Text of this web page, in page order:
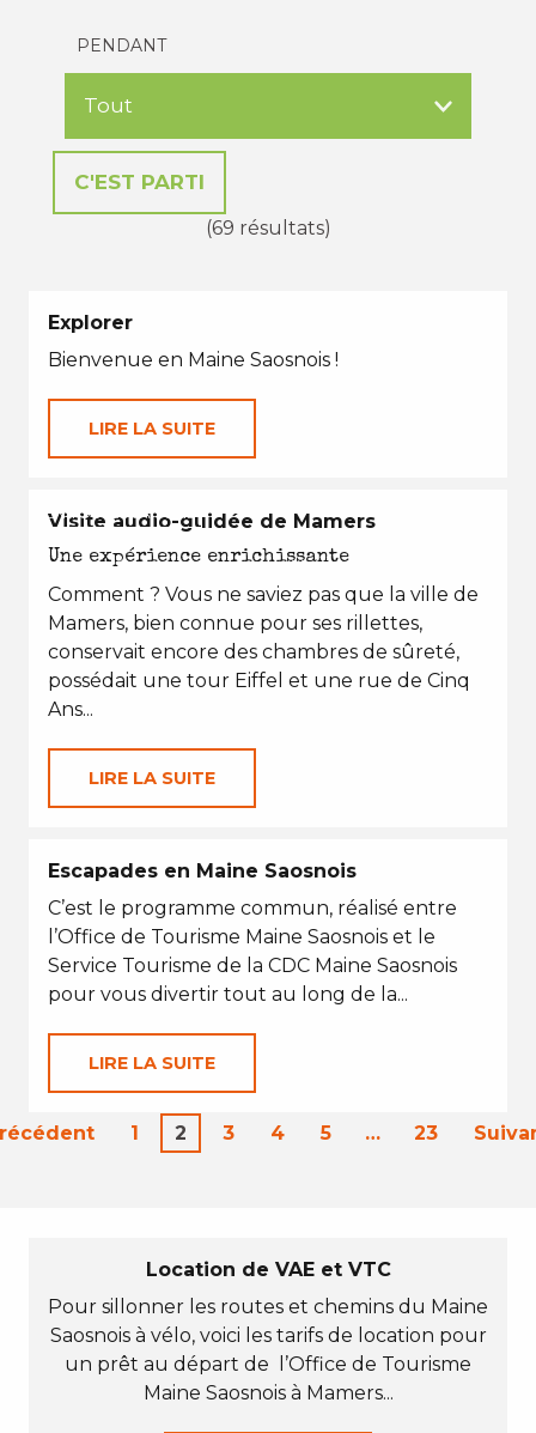
PENDANT
(69 résultats)
Explorer
Bienvenue en Maine Saosnois !
LIRE LA SUITE
EN TOUTES SAISONS
Visite audio-guidée de Mamers
Une expérience enrichissante
Comment ? Vous ne saviez pas que la ville de
Mamers, bien connue pour ses rillettes,
conservait encore des chambres de sûreté,
possédait une tour Eiffel et une rue de Cinq
Ans...
LIRE LA SUITE
Escapades en Maine Saosnois
C’est le programme commun, réalisé entre
l’Office de Tourisme Maine Saosnois et le
Service Tourisme de la CDC Maine Saosnois
pour vous divertir tout au long de la...
LIRE LA SUITE
1 2 3 4 5 … 23
Location de VAE et VTC
Pour sillonner les routes et chemins du Maine
Saosnois à vélo, voici les tarifs de location pour
un prêt au départ de l’Office de Tourisme
Maine Saosnois à Mamers...